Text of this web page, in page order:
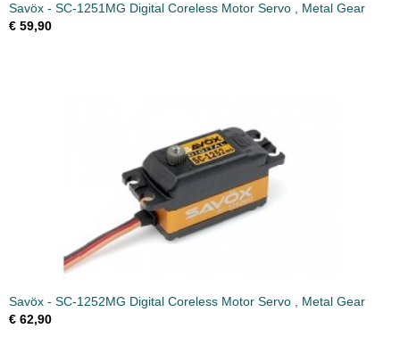
Savöx - SC-1251MG Digital Coreless Motor Servo , Metal Gear
€ 59,90
Savöx - SC-1252MG Digital Coreless Motor Servo , Metal Gear
€ 62,90